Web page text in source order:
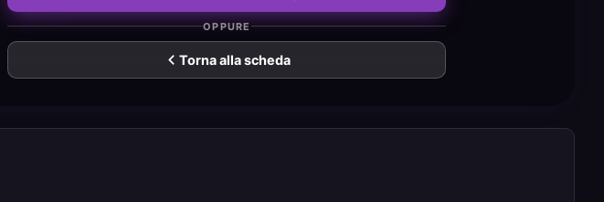
OPPURE
Torna alla scheda